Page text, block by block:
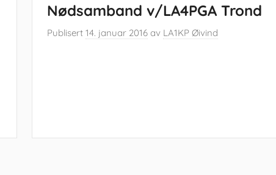
Nødsamband v/LA4PGA Trond
Publisert14. januar 2016 av LA1KP Øivind